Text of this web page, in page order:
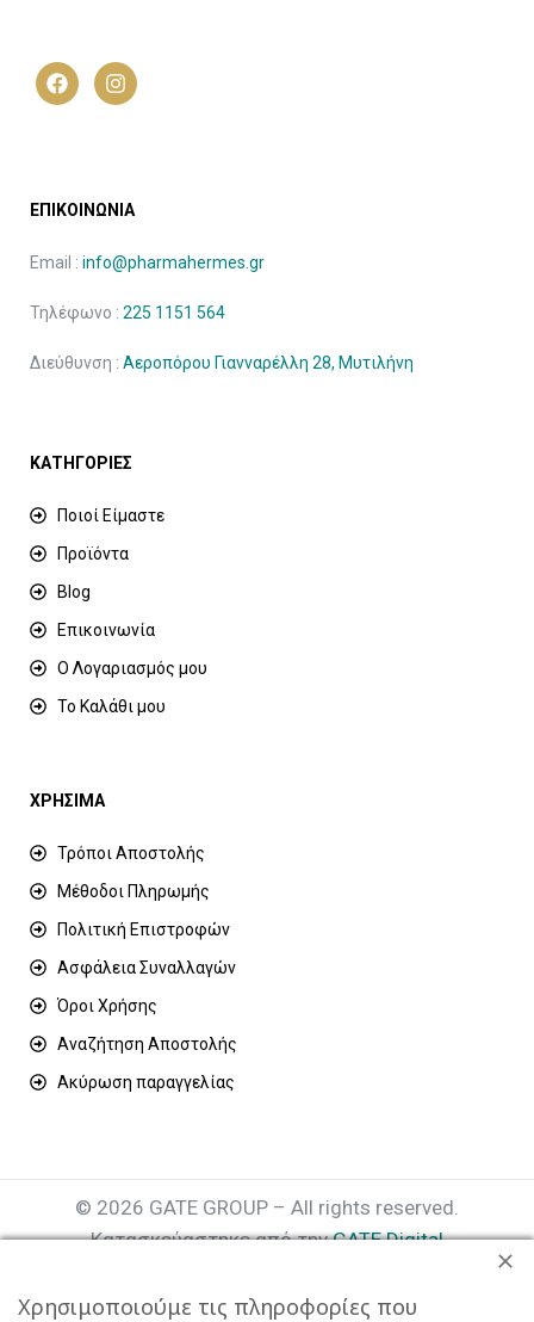
ΕΠΙΚΟΙΝΩΝΙΑ
Email : info@pharmahermes.gr
Τηλέφωνο : 225 1151 564
Διεύθυνση : Αεροπόρου Γιανναρέλλη 28, Μυτιλήνη
ΚΑΤΗΓΟΡΙΕΣ
Ποιοί Είμαστε
Προϊόντα
Blog
Επικοινωνία
Ο Λογαριασμός μου
Το Καλάθι μου
ΧΡΗΣΙΜΑ
Τρόποι Αποστολής
Μέθοδοι Πληρωμής
Πολιτική Επιστροφών
Ασφάλεια Συναλλαγών
Όροι Χρήσης
Αναζήτηση Αποστολής
Ακύρωση παραγγελίας
© 2026 GATE GROUP – All rights reserved.
Κατασκεύαστηκε από τηνGATE Digital
Αριθμός Γ.Ε.ΜΗ. : 077935642000
Χρησιμοποιούμε τις πληροφορίες που